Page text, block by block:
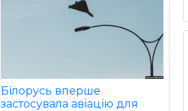
Білорусь вперше
застосувала авіацію для